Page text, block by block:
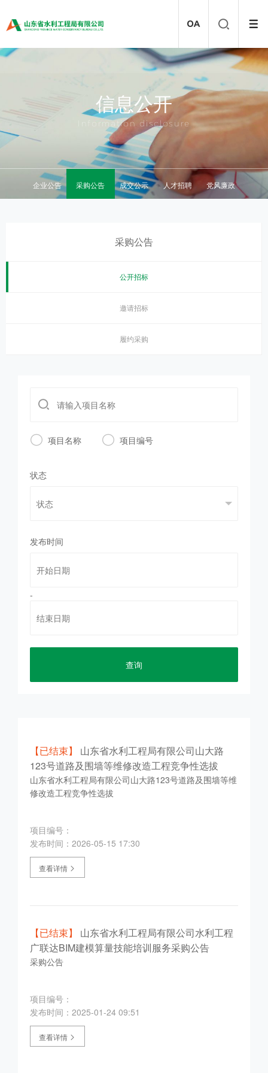
信息公开
Information disclosure
企业公告 采购公告 成交公示 人才招聘 党风廉政
采购公告
公开招标
邀请招标
履约采购
 项目名称  项目编号
状态
发布时间
-
查询
【已结束】
山东省水利工程局有限公司山大路
123号道路及围墙等维修改造工程竞争性选拔
山东省水利工程局有限公司山大路123号道路及围墙等维
修改造工程竞争性选拔
项目编号：
发布时间：2026-05-15 17:30
查看详情
【已结束】
山东省水利工程局有限公司水利工程
广联达BIM建模算量技能培训服务采购公告
采购公告
项目编号：
发布时间：2025-01-24 09:51
查看详情